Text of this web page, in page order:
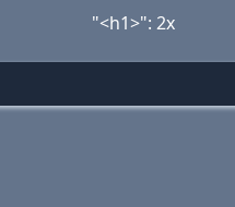
"<h1>": 2x